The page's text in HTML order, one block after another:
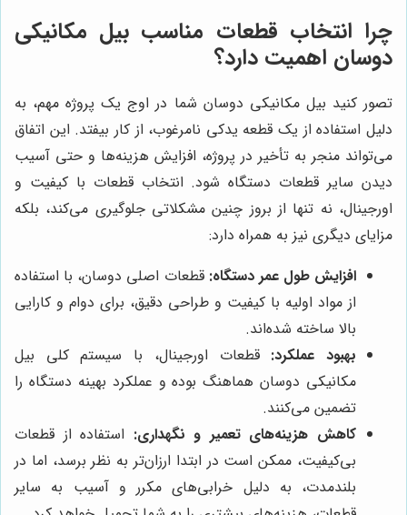
چرا انتخاب قطعات مناسب بیل مکانیکی
دوسان اهمیت دارد؟
تصور کنید بیل مکانیکی دوسان شما در اوج یک پروژه مهم، به
دلیل استفاده از یک قطعه یدکی نامرغوب، از کار بیفتد. این اتفاق
می‌تواند منجر به تأخیر در پروژه، افزایش هزینه‌ها و حتی آسیب
دیدن سایر قطعات دستگاه شود. انتخاب قطعات با کیفیت و
اورجینال، نه تنها از بروز چنین مشکلاتی جلوگیری می‌کند، بلکه
مزایای دیگری نیز به همراه دارد:
افزایش طول عمر دستگاه: قطعات اصلی دوسان، با استفاده
از مواد اولیه با کیفیت و طراحی دقیق، برای دوام و کارایی
بالا ساخته شده‌اند.
بهبود عملکرد: قطعات اورجینال، با سیستم کلی بیل
مکانیکی دوسان هماهنگ بوده و عملکرد بهینه دستگاه را
تضمین می‌کنند.
کاهش هزینه‌های تعمیر و نگهداری: استفاده از قطعات
بی‌کیفیت، ممکن است در ابتدا ارزان‌تر به نظر برسد، اما در
بلندمدت، به دلیل خرابی‌های مکرر و آسیب به سایر